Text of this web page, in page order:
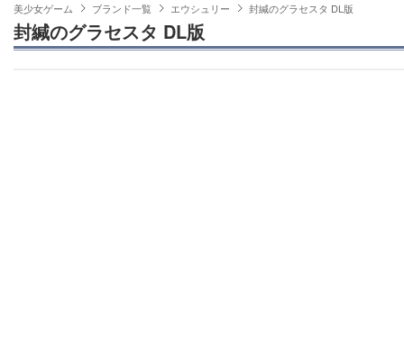
美少女ゲーム ブランド一覧 エウシュリー 封緘のグラセスタ DL版
封緘のグラセスタ DL版